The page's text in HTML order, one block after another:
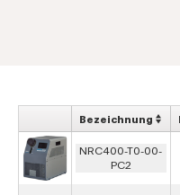
Bezeichnung
NRC400-T0-00-
PC2